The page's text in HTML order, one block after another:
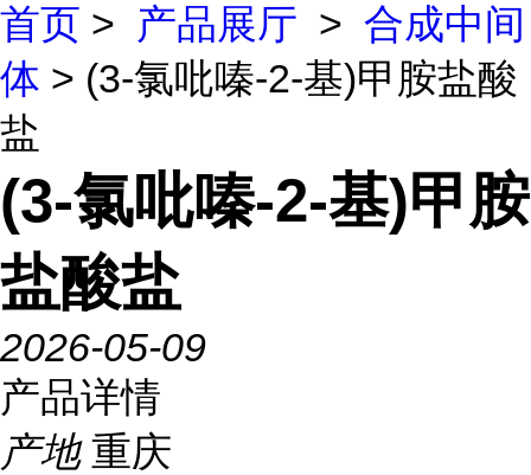
首页 > 产品展厅 > 合成中间
体 > (3-氯吡嗪-2-基)甲胺盐酸
盐
(3-氯吡嗪-2-基)甲胺
盐酸盐
2026-05-09
产品详情
产地 重庆